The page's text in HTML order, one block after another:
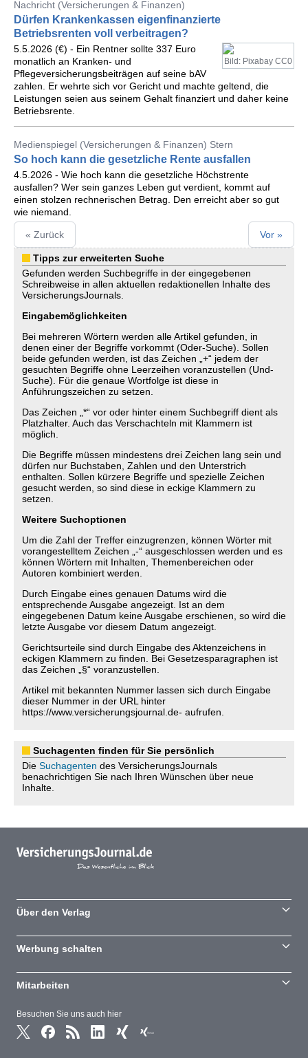
Nachricht (Versicherungen & Finanzen)
Dürfen Krankenkassen eigenfinanzierte
Betriebsrenten voll verbeitragen?
Bild: Pixabay CC0
5.5.2026 (€) - Ein Rentner sollte 337 Euro
monatlich an Kranken- und
Pflegeversicherungsbeiträgen auf seine bAV
zahlen. Er wehrte sich vor Gericht und machte geltend, die
Leistungen seien aus seinem Gehalt finanziert und daher keine
Betriebsrente.
Medienspiegel (Versicherungen & Finanzen) Stern
So hoch kann die gesetzliche Rente ausfallen
4.5.2026 - Wie hoch kann die gesetzliche Höchstrente
ausfallen? Wer sein ganzes Leben gut verdient, kommt auf
einen stolzen rechnerischen Betrag. Den erreicht aber so gut
wie niemand.
« Zurück Vor »
Tipps zur erweiterten Suche
Gefunden werden Suchbegriffe in der eingegebenen
Schreibweise in allen aktuellen redaktionellen Inhalte des
VersicherungsJournals.
Eingabemöglichkeiten
Bei mehreren Wörtern werden alle Artikel gefunden, in
denen einer der Begriffe vorkommt (Oder-Suche). Sollen
beide gefunden werden, ist das Zeichen „+“ jedem der
gesuchten Begriffe ohne Leerzeihen voranzustellen (Und-
Suche). Für die genaue Wortfolge ist diese in
Anführungszeichen zu setzen.
Das Zeichen „*“ vor oder hinter einem Suchbegriff dient als
Platzhalter. Auch das Verschachteln mit Klammern ist
möglich.
Die Begriffe müssen mindestens drei Zeichen lang sein und
dürfen nur Buchstaben, Zahlen und den Unterstrich
enthalten. Sollen kürzere Begriffe und spezielle Zeichen
gesucht werden, so sind diese in eckige Klammern zu
setzen.
Weitere Suchoptionen
Um die Zahl der Treffer einzugrenzen, können Wörter mit
vorangestelltem Zeichen „-“ ausgeschlossen werden und es
können Wörtern mit Inhalten, Themenbereichen oder
Autoren kombiniert werden.
Durch Eingabe eines genauen Datums wird die
entsprechende Ausgabe angezeigt. Ist an dem
eingegebenen Datum keine Ausgabe erschienen, so wird die
letzte Ausgabe vor diesem Datum angezeigt.
Gerichtsurteile sind durch Eingabe des Aktenzeichens in
eckigen Klammern zu finden. Bei Gesetzesparagraphen ist
das Zeichen „§“ voranzustellen.
Artikel mit bekannten Nummer lassen sich durch Eingabe
dieser Nummer in der URL hinter
https://www.versicherungsjournal.de- aufrufen.
Suchagenten finden für Sie persönlich
Die Suchagenten des VersicherungsJournals
benachrichtigen Sie nach Ihren Wünschen über neue
Inhalte.
Besuchen Sie uns auch hier
Über den Verlag
Werbung schalten
Mitarbeiten